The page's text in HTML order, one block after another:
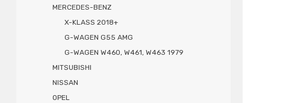
MERCEDES-BENZ
X-KLASS 2018+
G-WAGEN G55 AMG
G-WAGEN W460, W461, W463 1979
MITSUBISHI
NISSAN
OPEL